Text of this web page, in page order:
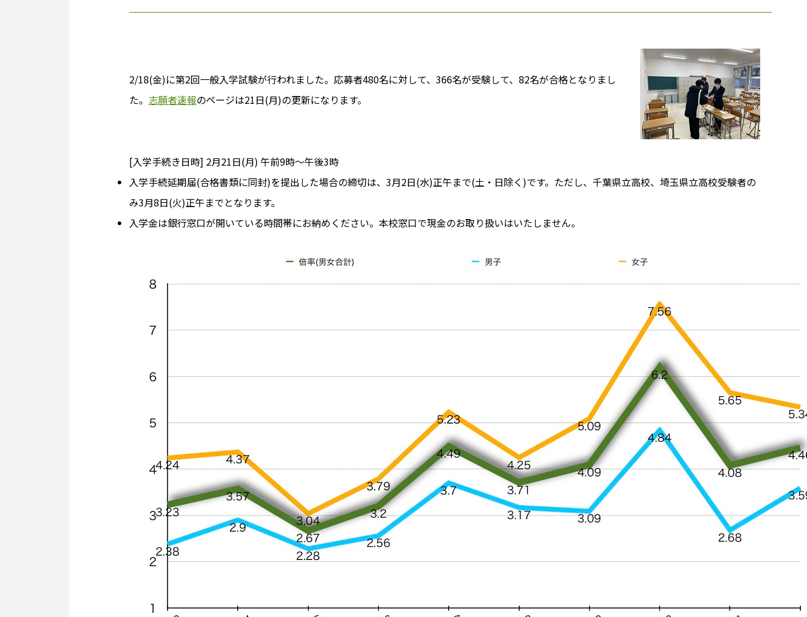
2/18(金)に第2回一般入学試験が行われました。応募者480名に対して、366名が受験して、82名が合格となりまし
た。 志願者速報のページは21日(月)の更新になります。
[入学手続き日時] 2月21日(月) 午前9時～午後3時
入学手続延期届(合格書類に同封)を提出した場合の締切は、3月2日(水)正午まで(土・日除く)です。ただし、千葉県立高校、埼玉県立高校受験者の
み3月8日(火)正午までとなります。
入学金は銀行窓口が開いている時間帯にお納めください。本校窓口で現金のお取り扱いはいたしません。